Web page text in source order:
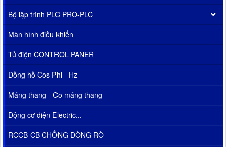
Bộ lập trình PLC PRO-PLC
Màn hình điều khiển
Tủ điện CONTROL PANER
Đồng hồ Cos Phi - Hz
Máng thang - Co máng thang
Động cơ điện Electric...
RCCB-CB CHỐNG DÒNG RÒ